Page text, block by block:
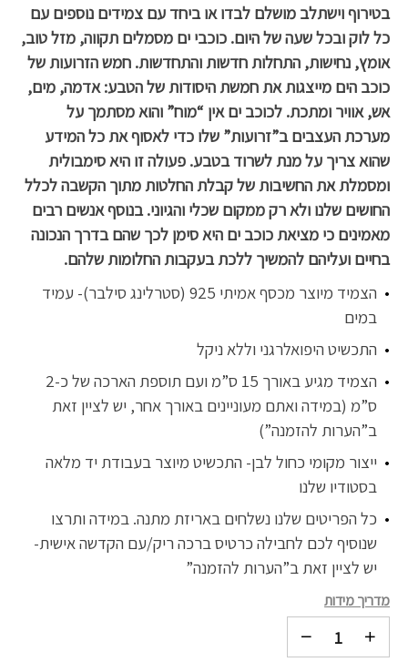
בטירוף וישתלב מושלם לבדו או ביחד עם צמידים נוספים עם
כל לוק ובכל שעה של היום. כוכבי ים מסמלים תקווה, מזל טוב,
אומץ, נחישות, התחלות חדשות והתחדשות. חמש הזרועות של
כוכב הים מייצגות את חמשת היסודות של הטבע: אדמה, מים,
אש, אוויר ומתכת. לכוכב ים אין “מוח” והוא מסתמך על
מערכת העצבים ב”זרועות” שלו כדי לאסוף את כל המידע
שהוא צריך על מנת לשרוד בטבע. פעולה זו היא סימבולית
ומסמלת את החשיבות של קבלת החלטות מתוך הקשבה לכלל
החושים שלנו ולא רק ממקום שכלי והגיוני. בנוסף אנשים רבים
מאמינים כי מציאת כוכב ים היא סימן לכך שהם בדרך הנכונה
בחיים ועליהם להמשיך ללכת בעקבות החלומות שלהם.
הצמיד מיוצר מכסף אמיתי 925 (סטרלינג סילבר)- עמיד
במים
התכשיט היפואלרגני וללא ניקל
הצמיד מגיע באורך 15 ס”מ ועם תוספת הארכה של כ-2
ס”מ (במידה ואתם מעוניינים באורך אחר, יש לציין זאת
ב”הערות להזמנה”)
ייצור מקומי כחול לבן- התכשיט מיוצר בעבודת יד מלאה
בסטודיו שלנו
כל הפריטים שלנו נשלחים באריזת מתנה. במידה ותרצו
שנוסיף לכם לחבילה כרטיס ברכה ריק/עם הקדשה אישית-
יש לציין זאת ב”הערות להזמנה”
מדריך מידות